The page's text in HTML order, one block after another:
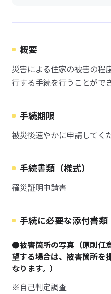
概要
災害による住家の被害の程
行する手続を行うことがで
手続期限
被災後速やかに申請してく
手続書類（様式）
罹災証明申請書
手続に必要な添付書類
●被害箇所の写真（原則任
望する場合は、被害箇所を
なります。）
※自己判定調査